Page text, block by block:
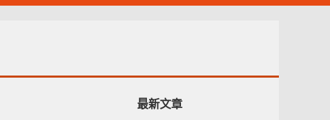
最新文章